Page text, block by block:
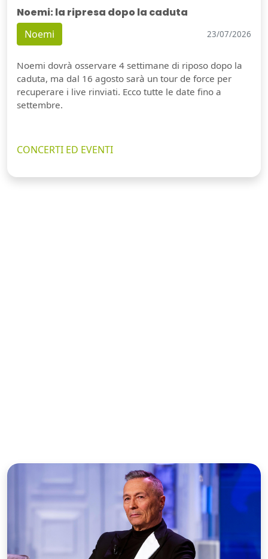
Noemi: la ripresa dopo la caduta
Noemi 23/07/2026
Noemi dovrà osservare 4 settimane di riposo dopo la
caduta, ma dal 16 agosto sarà un tour de force per
recuperare i live rinviati. Ecco tutte le date fino a
settembre.
CONCERTI ED EVENTI